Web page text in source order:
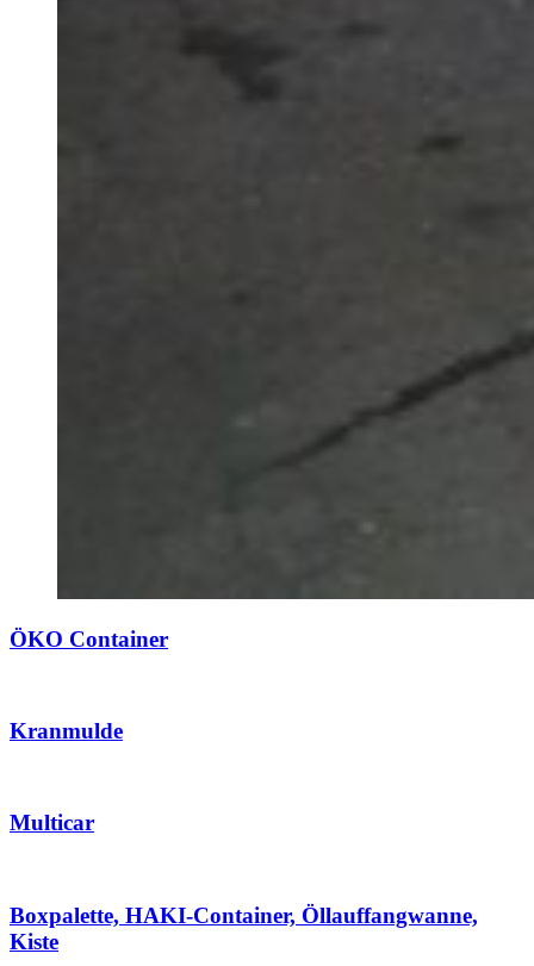
ÖKO Container
Kranmulde
Multicar
Boxpalette, HAKI-Container, Öllauffangwanne,
Kiste